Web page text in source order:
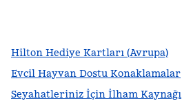
Hilton Hediye Kartları (Avrupa)
Evcil Hayvan Dostu Konaklamalar
Seyahatleriniz İçin İlham Kaynağı